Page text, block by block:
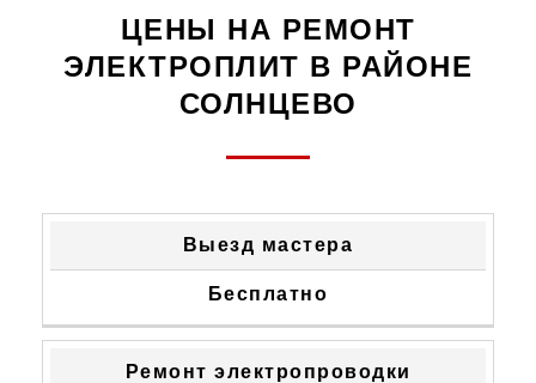
ЦЕНЫ НА РЕМОНТ
ЭЛЕКТРОПЛИТ В РАЙОНЕ
СОЛНЦЕВО
СТОИМОСТЬ
Выезд мастера
Бесплатно
Ремонт электропроводки